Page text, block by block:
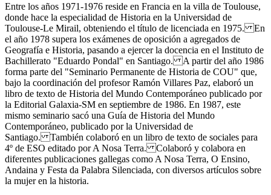
Entre los años 1971-1976 reside en Francia en la villa de Toulouse,
donde hace la especialidad de Historia en la Universidad de
Toulouse-Le Mirail, obteniendo el título de licenciada en 1975. En
el año 1978 supera los exámenes de oposición a agregados de
Geografía e Historia, pasando a ejercer la docencia en el Instituto de
Bachillerato "Eduardo Pondal" en Santiago. A partir del año 1986
forma parte del "Seminario Permanente de Historia de COU" que,
bajo la coordinación del profesor Ramón Villares Paz, elaboró un
libro de texto de Historia del Mundo Contemporáneo publicado por
la Editorial Galaxia-SM en septiembre de 1986. En 1987, este
mismo seminario sacó una Guía de Historia del Mundo
Contemporáneo, publicado por la Universidad de
Santiago. También colaboró en un libro de texto de sociales para
4º de ESO editado por A Nosa Terra. Colaboró y colabora en
diferentes publicaciones gallegas como A Nosa Terra, O Ensino,
Andaina y Festa da Palabra Silenciada, con diversos artículos sobre
la mujer en la historia.